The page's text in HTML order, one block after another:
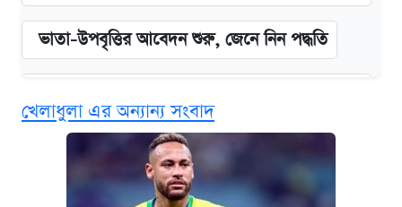
ভাতা-উপবৃত্তির আবেদন শুরু, জেনে নিন পদ্ধতি
খান
কবে শুরু হচ্ছে ঢাবির ভর্তি আবেদন, জানাল কর্তৃপক্ষ
খেলাধুলা এর অন্যান্য সংবাদ